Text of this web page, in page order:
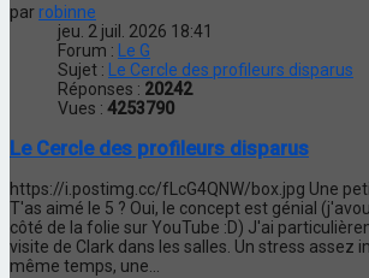
par robinne
jeu. 2 juil. 2026 18:41
Forum : Le G
Sujet : Le Cercle des profileurs disparus
Réponses : 20242
Vues : 4253790
Le Cercle des profileurs disparus
https://i.postimg.cc/fLcG4QNW/box.jpg Une
T'as aimé le 5 ? Oui, le concept est génial
côté de la folie sur YouTube :D) J'ai
visite de Clark dans les salles. Un stress assez
même temps, une...